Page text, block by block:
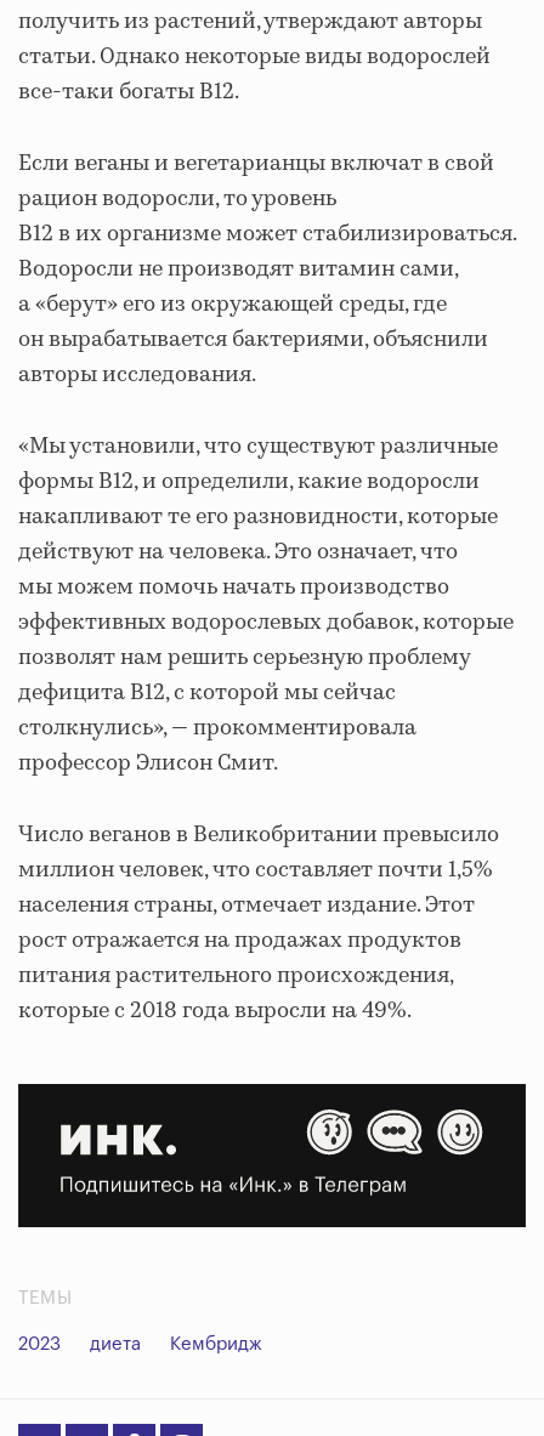
получить из растений, утверждают авторы
статьи. Однако некоторые виды водорослей
все-таки богаты B12.
Если веганы и вегетарианцы включат в свой
рацион водоросли, то уровень
B12 в их организме может стабилизироваться.
Водоросли не производят витамин сами,
а «берут» его из окружающей среды, где
он вырабатывается бактериями, объяснили
авторы исследования.
«Мы установили, что существуют различные
формы B12, и определили, какие водоросли
накапливают те его разновидности, которые
действуют на человека. Это означает, что
мы можем помочь начать производство
эффективных водорослевых добавок, которые
позволят нам решить серьезную проблему
дефицита B12, с которой мы сейчас
столкнулись», — прокомментировала
профессор Элисон Смит.
Число веганов в Великобритании превысило
миллион человек, что составляет почти 1,5%
населения страны, отмечает издание. Этот
рост отражается на продажах продуктов
питания растительного происхождения,
которые с 2018 года выросли на 49%.
ТЕМЫ
2023 диета Кембридж